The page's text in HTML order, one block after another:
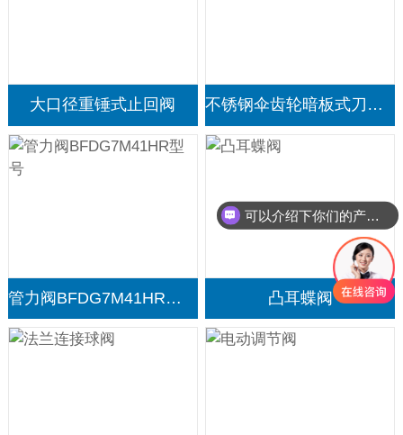
大口径重锤式止回阀 不锈钢伞齿轮暗板式刀闸阀
管力阀BFDG7M41HR型号 凸耳蝶阀
可以介绍下你们的产品么？